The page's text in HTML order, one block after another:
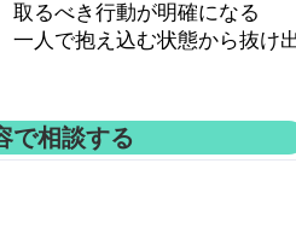
取るべき行動が明確になる
一人で抱え込む状態から抜け
で相談する